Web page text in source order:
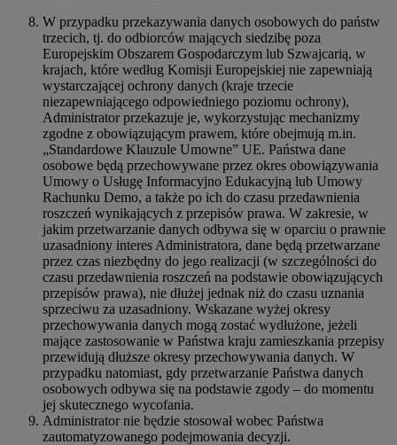
W przypadku przekazywania danych osobowych do państw
trzecich, tj. do odbiorców mających siedzibę poza
Europejskim Obszarem Gospodarczym lub Szwajcarią, w
krajach, które według Komisji Europejskiej nie zapewniają
wystarczającej ochrony danych (kraje trzecie
niezapewniającego odpowiedniego poziomu ochrony),
Administrator przekazuje je, wykorzystując mechanizmy
zgodne z obowiązującym prawem, które obejmują m.in.
„Standardowe Klauzule Umowne” UE. Państwa dane
osobowe będą przechowywane przez okres obowiązywania
Umowy o Usługę Informacyjno Edukacyjną lub Umowy
Rachunku Demo, a także po ich do czasu przedawnienia
roszczeń wynikających z przepisów prawa. W zakresie, w
jakim przetwarzanie danych odbywa się w oparciu o prawnie
uzasadniony interes Administratora, dane będą przetwarzane
przez czas niezbędny do jego realizacji (w szczególności do
czasu przedawnienia roszczeń na podstawie obowiązujących
przepisów prawa), nie dłużej jednak niż do czasu uznania
sprzeciwu za uzasadniony. Wskazane wyżej okresy
przechowywania danych mogą zostać wydłużone, jeżeli
mające zastosowanie w Państwa kraju zamieszkania przepisy
przewidują dłuższe okresy przechowywania danych. W
przypadku natomiast, gdy przetwarzanie Państwa danych
osobowych odbywa się na podstawie zgody – do momentu
jej skutecznego wycofania.
Administrator nie będzie stosował wobec Państwa
zautomatyzowanego podejmowania decyzji.